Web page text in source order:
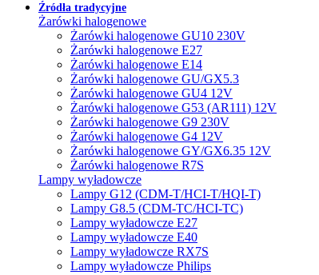
Źródła tradycyjne
Żarówki halogenowe
Żarówki halogenowe GU10 230V
Żarówki halogenowe E27
Żarówki halogenowe E14
Żarówki halogenowe GU/GX5.3
Żarówki halogenowe GU4 12V
Żarówki halogenowe G53 (AR111) 12V
Żarówki halogenowe G9 230V
Żarówki halogenowe G4 12V
Żarówki halogenowe GY/GX6.35 12V
Żarówki halogenowe R7S
Lampy wyładowcze
Lampy G12 (CDM-T/HCI-T/HQI-T)
Lampy G8.5 (CDM-TC/HCI-TC)
Lampy wyładowcze E27
Lampy wyładowcze E40
Lampy wyładowcze RX7S
Lampy wyładowcze Philips